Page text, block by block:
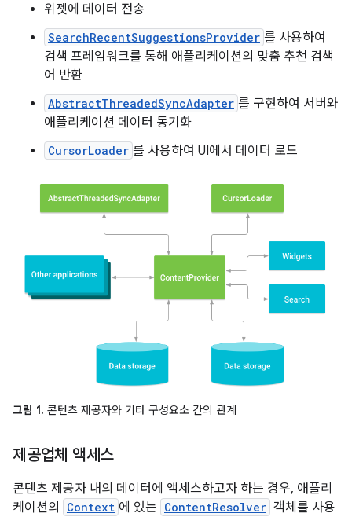
위젯에 데이터 전송
SearchRecentSuggestionsProvider 를 사용하여
검색 프레임워크를 통해 애플리케이션의 맞춤 추천 검색
어 반환
AbstractThreadedSyncAdapter 를 구현하여 서버와
애플리케이션 데이터 동기화
CursorLoader 를 사용하여 UI에서 데이터 로드
그림 1. 콘텐츠 제공자와 기타 구성요소 간의 관계
제공업체 액세스
콘텐츠 제공자 내의 데이터에 액세스하고자 하는 경우, 애플리
케이션의
Context 에 있는 ContentResolver 객체를 사용